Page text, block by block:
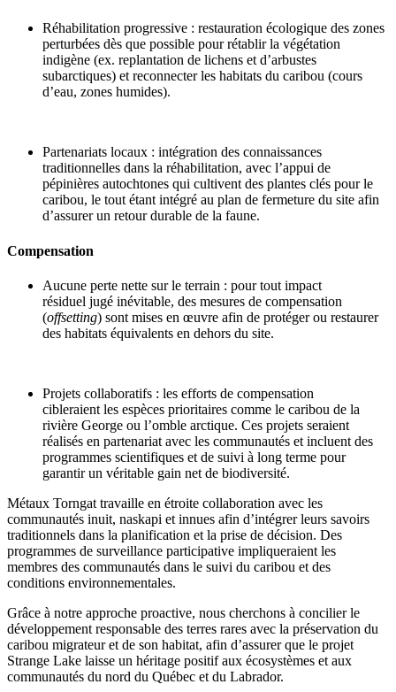
Réhabilitation progressive : restauration écologique des zones
perturbées dès que possible pour rétablir la végétation
indigène (ex. replantation de lichens et d’arbustes
subarctiques) et reconnecter les habitats du caribou (cours
d’eau, zones humides).
Partenariats locaux : intégration des connaissances
traditionnelles dans la réhabilitation, avec l’appui de
pépinières autochtones qui cultivent des plantes clés pour le
caribou, le tout étant intégré au plan de fermeture du site afin
d’assurer un retour durable de la faune.
Compensation
Aucune perte nette sur le terrain : pour tout impact
résiduel jugé inévitable, des mesures de compensation
(offsetting) sont mises en œuvre afin de protéger ou restaurer
des habitats équivalents en dehors du site.
Projets collaboratifs : les efforts de compensation
cibleraient les espèces prioritaires comme le caribou de la
rivière George ou l’omble arctique. Ces projets seraient
réalisés en partenariat avec les communautés et incluent des
programmes scientifiques et de suivi à long terme pour
garantir un véritable gain net de biodiversité.
Métaux Torngat travaille en étroite collaboration avec les
communautés inuit, naskapi et innues afin d’intégrer leurs savoirs
traditionnels dans la planification et la prise de décision. Des
programmes de surveillance participative impliqueraient les
membres des communautés dans le suivi du caribou et des
conditions environnementales.
Grâce à notre approche proactive, nous cherchons à concilier le
développement responsable des terres rares avec la préservation du
caribou migrateur et de son habitat, afin d’assurer que le projet
Strange Lake laisse un héritage positif aux écosystèmes et aux
communautés du nord du Québec et du Labrador.